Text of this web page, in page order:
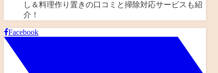
し＆料理作り置きの口コミと掃除対応サービスも紹
介！
Facebook